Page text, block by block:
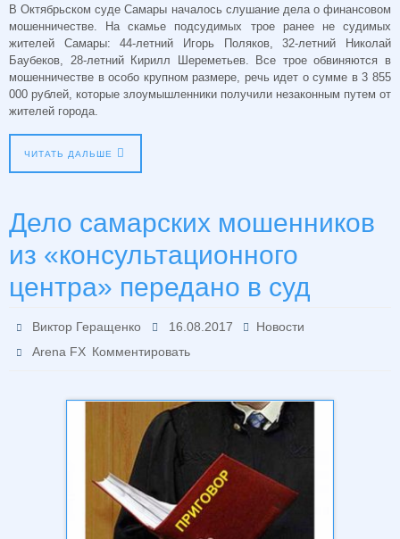
В Октябрьском суде Самары началось слушание дела о финансовом
мошенничестве. На скамье подсудимых трое ранее не судимых
жителей Самары: 44-летний Игорь Поляков, 32-летний Николай
Баубеков, 28-летний Кирилл Шереметьев. Все трое обвиняются в
мошенничестве в особо крупном размере, речь идет о сумме в 3 855
000 рублей, которые злоумышленники получили незаконным путем от
жителей города.
ЧИТАТЬ ДАЛЬШЕ
Дело самарских мошенников
из «консультационного
центра» передано в суд
Виктор Геращенко 16.08.2017
Новости
Arena FX Комментировать